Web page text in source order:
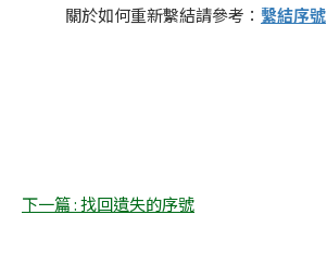
關於如何重新繫結請參考： 繫結序號
下一篇 : 找回遺失的序號